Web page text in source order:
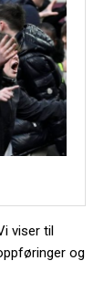
viser til
og